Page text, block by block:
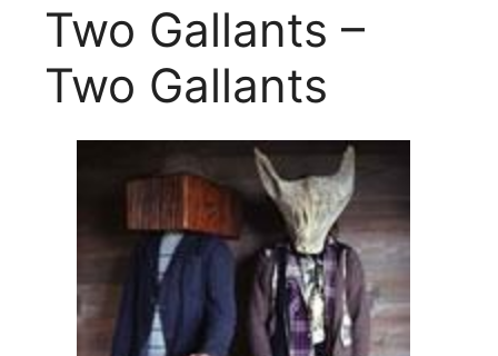
Two Gallants –
Two Gallants